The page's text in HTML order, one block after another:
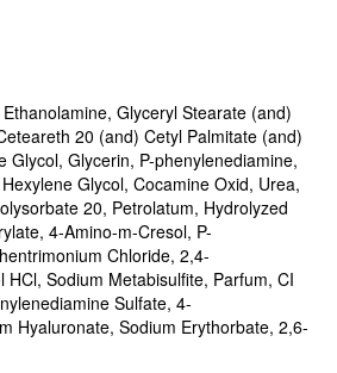
Glyceryl Stearate (and)
20 (and) Cetyl Palmitate (and)
Glycol, Glycerin, P-phenylenediamine,
Glycol, Cocamine Oxid, Urea,
20, Petrolatum, Hydrolyzed
4-Amino-m-Cresol, P-
Chloride, 2,4-
HCl, Sodium Metabisulfite, Parfum, CI
Sulfate, 4-
Hyaluronate, Sodium Erythorbate, 2,6-